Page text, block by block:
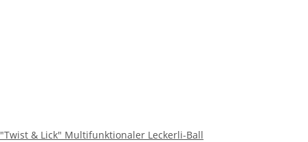
"Twist & Lick" Multifunktionaler Leckerli-Ball